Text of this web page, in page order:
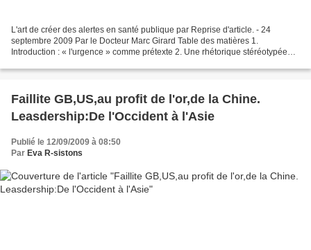
L'art de créer des alertes en santé publique par Reprise d'article. - 24
septembre 2009 Par le Docteur Marc Girard Table des matières 1.
Introduction : « l'urgence » comme prétexte 2. Une rhétorique stéréotypée
Faillite GB,US,au profit de l'or,de la Chine.
Leasdership:De l'Occident à l'Asie
Publié le 12/09/2009 à 08:50
Par Eva R-sistons